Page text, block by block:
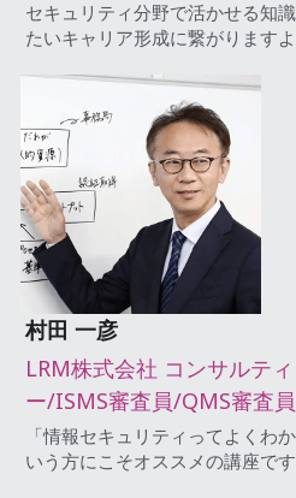
セキュリティ分野で活かせる知
たいキャリア形成に繋がりますよ
村田 一彦
LRM株式会社 コンサルテ
ー/ISMS審査員/QMS審査員
「情報セキュリティってよくわ
いう方にこそオススメの講座です